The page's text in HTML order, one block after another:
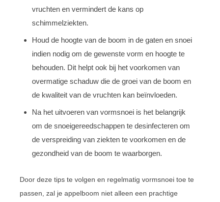
vruchten en vermindert de kans op
schimmelziekten.
Houd de hoogte van de boom in de gaten en snoei
indien nodig om de gewenste vorm en hoogte te
behouden. Dit helpt ook bij het voorkomen van
overmatige schaduw die de groei van de boom en
de kwaliteit van de vruchten kan beïnvloeden.
Na het uitvoeren van vormsnoei is het belangrijk
om de snoeigereedschappen te desinfecteren om
de verspreiding van ziekten te voorkomen en de
gezondheid van de boom te waarborgen.
Door deze tips te volgen en regelmatig vormsnoei toe te
passen, zal je appelboom niet alleen een prachtige